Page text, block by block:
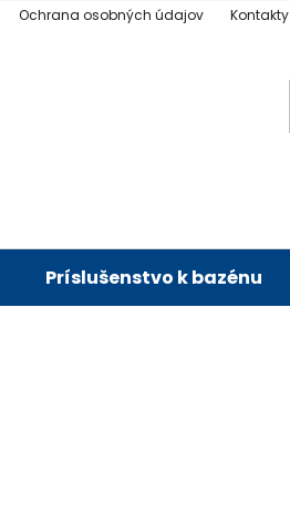
Ochrana osobných údajov Kontakty
Príslušenstvo k bazénu